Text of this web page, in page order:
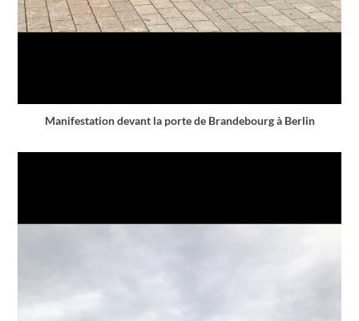
Manifestation devant la porte de Brandebourg à Berlin